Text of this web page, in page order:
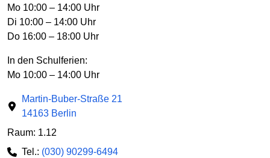
Mo 10:00 – 14:00 Uhr
Di 10:00 – 14:00 Uhr
Do 16:00 – 18:00 Uhr
In den Schulferien:
Mo 10:00 – 14:00 Uhr
Martin-Buber-Straße 21
14163 Berlin
Raum: 1.12
Tel.: (030) 90299-6494